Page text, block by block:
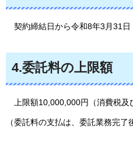
契約締結日から令和8年3月31
4.委託料の上限額
上限額10,000,000円（消費税及
（委託料の支払は、委託業務完了